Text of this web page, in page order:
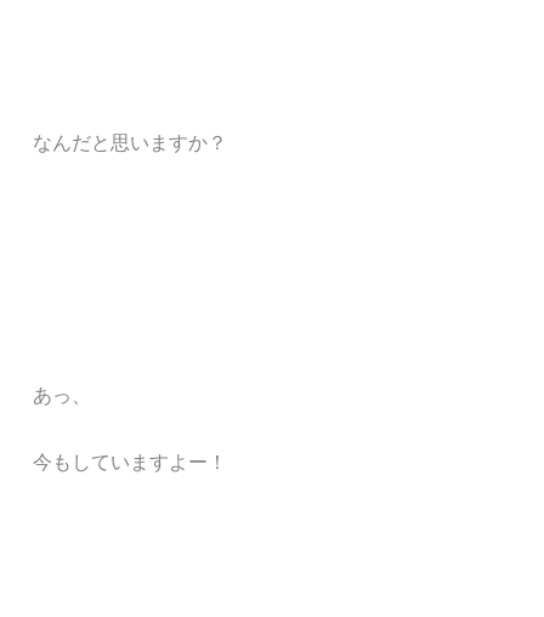
なんだと思いますか？
あっ、
今もしていますよー！